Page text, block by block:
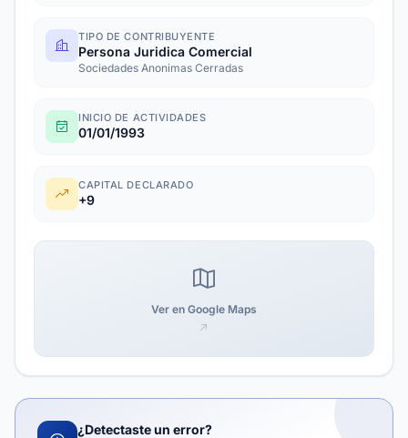
TIPO DE CONTRIBUYENTE
Persona Juridica Comercial
Sociedades Anonimas Cerradas
INICIO DE ACTIVIDADES
01/01/1993
CAPITAL DECLARADO
+9
Ver en Google Maps
¿Detectaste un error?